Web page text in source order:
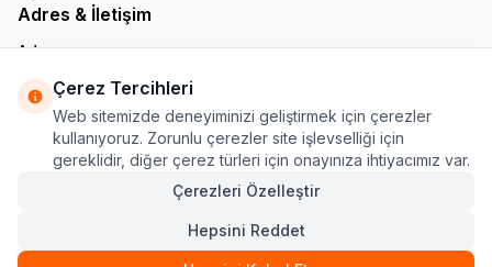
Adres & İletişim
Adres
İSTANBUL
Telefon
+90 555 560 27 32
E-Posta
ozdnylmz71@gmail.com
Çerez Tercihleri
Web sitemizde deneyiminizi geliştirmek için çerezler
kullanıyoruz. Zorunlu çerezler site işlevselliği için
gereklidir, diğer çerez türleri için onayınıza ihtiyacımız var.
Çerezleri Özelleştir
Hepsini Reddet